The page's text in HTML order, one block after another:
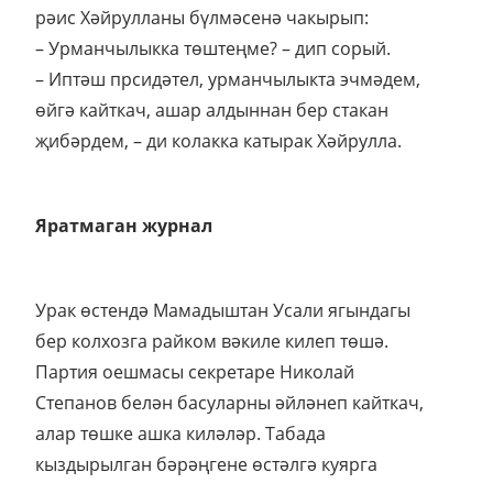
рәис Хәйрулланы бүлмәсенә чакырып:
– Урманчылыкка төштеңме? – дип сорый.
– Иптәш прсидәтел, урманчылыкта эчмәдем,
өйгә кайткач, ашар алдыннан бер стакан
җибәрдем, – ди колакка катырак Хәйрулла.
Яратмаган журнал
Урак өстендә Мамадыштан Усали ягындагы
бер колхозга райком вәкиле килеп төшә.
Партия оешмасы секретаре Николай
Степанов белән басуларны әйләнеп кайткач,
алар төшке ашка киләләр. Табада
кыздырылган бәрәңгене өстәлгә куярга